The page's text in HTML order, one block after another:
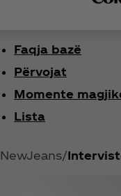
Faqja bazë
Përvojat
Momente
Lista
NewJeans